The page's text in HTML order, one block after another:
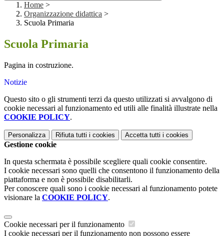
Home >
Organizzazione didattica >
Scuola Primaria
Scuola Primaria
Pagina in costruzione.
Notizie
Questo sito o gli strumenti terzi da questo utilizzati si avvalgono di
cookie necessari al funzionamento ed utili alle finalità illustrate nella
COOKIE POLICY.
Personalizza Rifiuta tutti i cookies Accetta tutti i cookies
Gestione cookie
In questa schermata è possibile scegliere quali cookie consentire.
I cookie necessari sono quelli che consentono il funzionamento della
piattaforma e non è possibile disabilitarli.
Per conoscere quali sono i cookie necessari al funzionamento potete
visionare la COOKIE POLICY.
Cookie necessari per il funzionamento
I cookie necessari per il funzionamento non possono essere